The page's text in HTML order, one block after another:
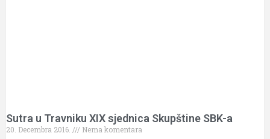
Sutra u Travniku XIX sjednica Skupštine SBK-a
20. Decembra 2016.
Nema komentara